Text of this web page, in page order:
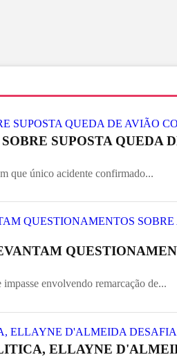
SUPOSTA QUEDA
que único acidente confirmado...
envolvendo remarcação de...
ELLAYNE